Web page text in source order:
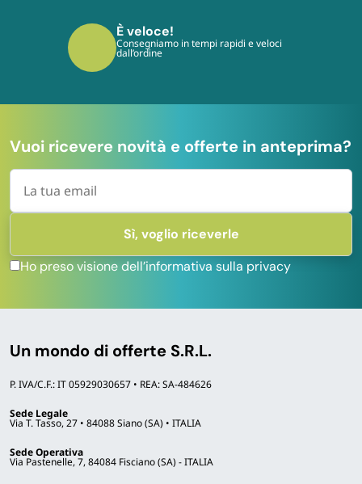
È sicuro!
I tuoi pagamenti sono protetti dai più
moderni protocolli
Vuoi ricevere novità e offerte in anteprima?
Ho preso visione dell’informativa sulla privacy
Un mondo di offerte S.R.L.
P. IVA/C.F.: IT 05929030657 • REA: SA-484626
Sede Legale
Via T. Tasso, 27 • 84088 Siano (SA) • ITALIA
Sede Operativa
Via Pastenelle, 7, 84084 Fisciano (SA) - ITALIA